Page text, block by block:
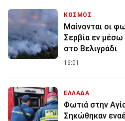
ΚΟΣΜΟΣ
Μαίνονται οι
Σερβία εν
στο Βελιγράδι
16:01
ΕΛΛΑΔΑ
Φωτιά στην
Σηκώθηκαν